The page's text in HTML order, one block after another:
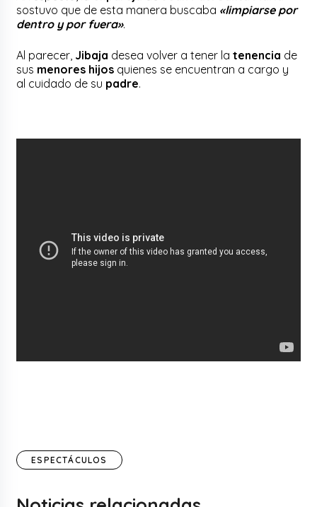
sostuvo que de esta manera buscaba «limpiarse por
dentro y por fuera».
Al parecer, Jibaja desea volver a tener latenencia de
sus menores hijos quienes se encuentran a cargo y
al cuidado de su padre.
ESPECTÁCULOS